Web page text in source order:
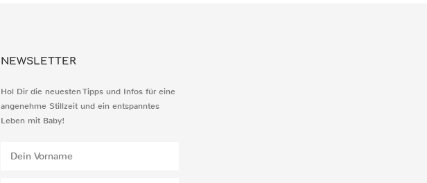
NEWSLETTER
Hol Dir die neuesten Tipps und Infos für eine
angenehme Stillzeit und ein entspanntes
Leben mit Baby!